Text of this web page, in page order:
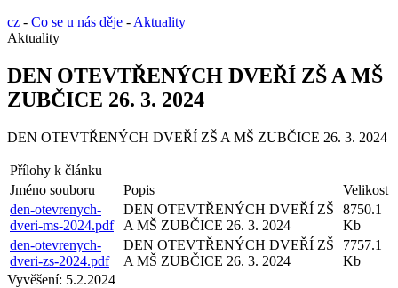
cz - Co se u nás děje - Aktuality
Aktuality
DEN OTEVTŘENÝCH DVEŘÍ ZŠ A MŠ
ZUBČICE 26. 3. 2024
DEN OTEVTŘENÝCH DVEŘÍ ZŠ A MŠ ZUBČICE 26. 3. 2024
Přílohy k článku
Jméno souboru
Popis
Velikost
den-otevrenych-
dveri-ms-2024.pdf
DEN OTEVTŘENÝCH DVEŘÍ ZŠ
A MŠ ZUBČICE 26. 3. 2024
8750.1
Kb
den-otevrenych-
dveri-zs-2024.pdf
DEN OTEVTŘENÝCH DVEŘÍ ZŠ
A MŠ ZUBČICE 26. 3. 2024
7757.1
Kb
Vyvěšení: 5.2.2024